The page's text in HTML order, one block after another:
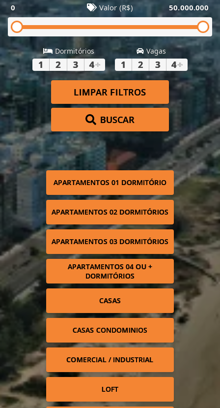
0 Valor (R$) 50.000.000
Dormitórios
1 2 3 4+
Vagas
1 2 3 4+
LIMPAR FILTROS
BUSCAR
APARTAMENTOS 01 DORMITÓRIO
APARTAMENTOS 02 DORMITÓRIOS
APARTAMENTOS 03 DORMITÓRIOS
APARTAMENTOS 04 OU +
DORMITÓRIOS
CASAS
CASAS CONDOMINIOS
COMERCIAL / INDUSTRIAL
LOFT